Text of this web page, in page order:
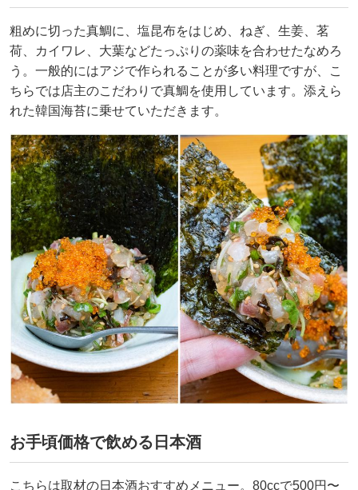
粗めに切った真鯛に、塩昆布をはじめ、ねぎ、生姜、茗
荷、カイワレ、大葉などたっぷりの薬味を合わせたなめろ
う。一般的にはアジで作られることが多い料理ですが、こ
ちらでは店主のこだわりで真鯛を使用しています。添えら
れた韓国海苔に乗せていただきます。
お手頃価格で飲める日本酒
こちらは取材の日本酒おすすめメニュー。80ccで500円〜